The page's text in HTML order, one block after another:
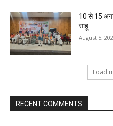
10 से 15
साहू
August 5,
Load
RECENT COMMENTS